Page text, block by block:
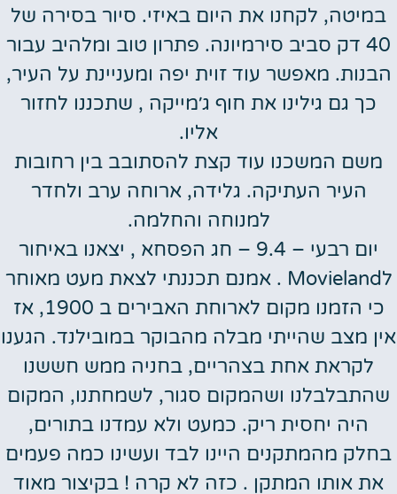
במיטה, לקחנו את היום באיזי. סיור בסירה של
40 דק סביב סירמיונה. פתרון טוב ומלהיב עבור
הבנות. מאפשר עוד זוית יפה ומעניינת על העיר,
כך גם גילינו את חוף ג׳מייקה , שתכננו לחזור
אליו.
משם המשכנו עוד קצת להסתובב בין רחובות
העיר העתיקה. גלידה, ארוחה ערב ולחדר
למנוחה והחלמה.
יום רבעי – 9.4 – חג הפסחא , יצאנו באיחור
לMovieland . אמנם תכננתי לצאת מעט מאוחר
כי הזמנו מקום לארוחת האבירים ב 1900, אז
אין מצב שהייתי מבלה מהבוקר במובילנד. הגענו
לקראת אחת בצהריים, בחניה ממש חששנו
שהתבלבלנו ושהמקום סגור, לשמחתנו, המקום
היה יחסית ריק. כמעט ולא עמדנו בתורים,
בחלק מהמתקנים היינו לבד ועשינו כמה פעמים
את אותו המתקן . כזה לא קרה ! בקיצור מאוד